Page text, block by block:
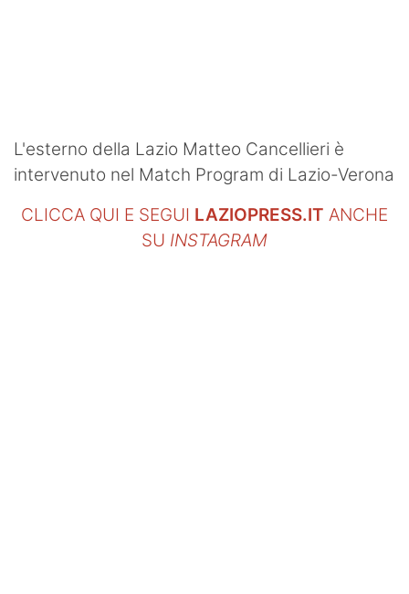
L'esterno della Lazio Matteo Cancellieri è
intervenuto nel Match Program di Lazio-Verona
CLICCA QUI E SEGUI LAZIOPRESS.IT ANCHE
SU INSTAGRAM